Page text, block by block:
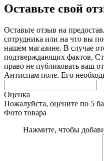
Оставьте свой
Оставьте отзыв на
сотрудника или на что вы
нашем магазине. В случае
подтверждающих фактов,
право не публиковать ваш
Антиспам поле. Его
Оценка
Пожалуйста, оцените по 5
Фото товара
Нажмите, чтобы